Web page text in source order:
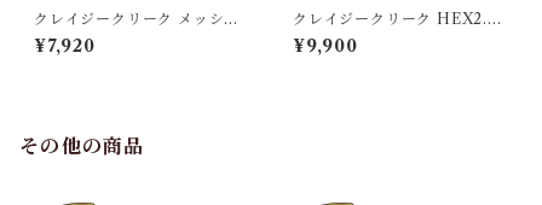
クレイジークリーク メッシュ
トートバッグ Lサイズ BLAC
K
¥7,920
クレイジークリーク HEX2.0
オリジナルチェア
¥9,900
その他の商品